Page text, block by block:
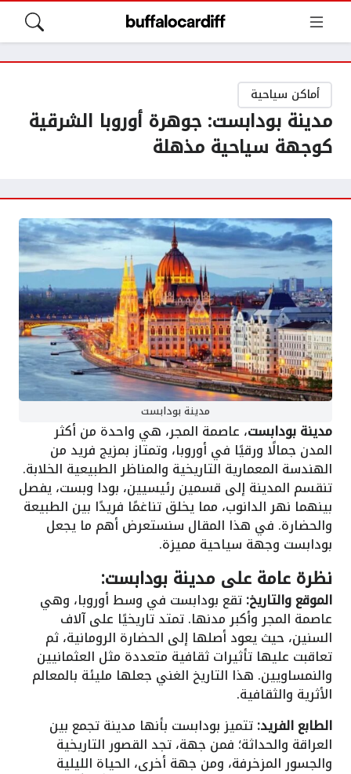
أماكن سياحية
مدينة بودابست: جوهرة أوروبا الشرقية
كوجهة سياحية مذهلة
مدينة بودابست
مدينة بودابست، عاصمة المجر، هي واحدة من أكثر
المدن جمالًا ورقيًا في أوروبا، وتمتاز بمزيج فريد من
الهندسة المعمارية التاريخية والمناظر الطبيعية الخلابة.
تنقسم المدينة إلى قسمين رئيسيين، بودا وبست، يفصل
بينهما نهر الدانوب، مما يخلق تناغمًا فريدًا بين الطبيعة
والحضارة. في هذا المقال سنستعرض أهم ما يجعل
بودابست وجهة سياحية مميزة.
نظرة عامة على مدينة بودابست:
الموقع والتاريخ:تقع بودابست في وسط أوروبا، وهي
عاصمة المجر وأكبر مدنها. تمتد تاريخيًا على آلاف
السنين، حيث يعود أصلها إلى الحضارة الرومانية، ثم
تعاقبت عليها تأثيرات ثقافية متعددة مثل العثمانيين
والنمساويين. هذا التاريخ الغني جعلها مليئة بالمعالم
الأثرية والثقافية.
الطابع الفريد:تتميز بودابست بأنها مدينة تجمع بين
العراقة والحداثة؛ فمن جهة، تجد القصور التاريخية
والجسور المزخرفة، ومن جهة أخرى، الحياة الليلية